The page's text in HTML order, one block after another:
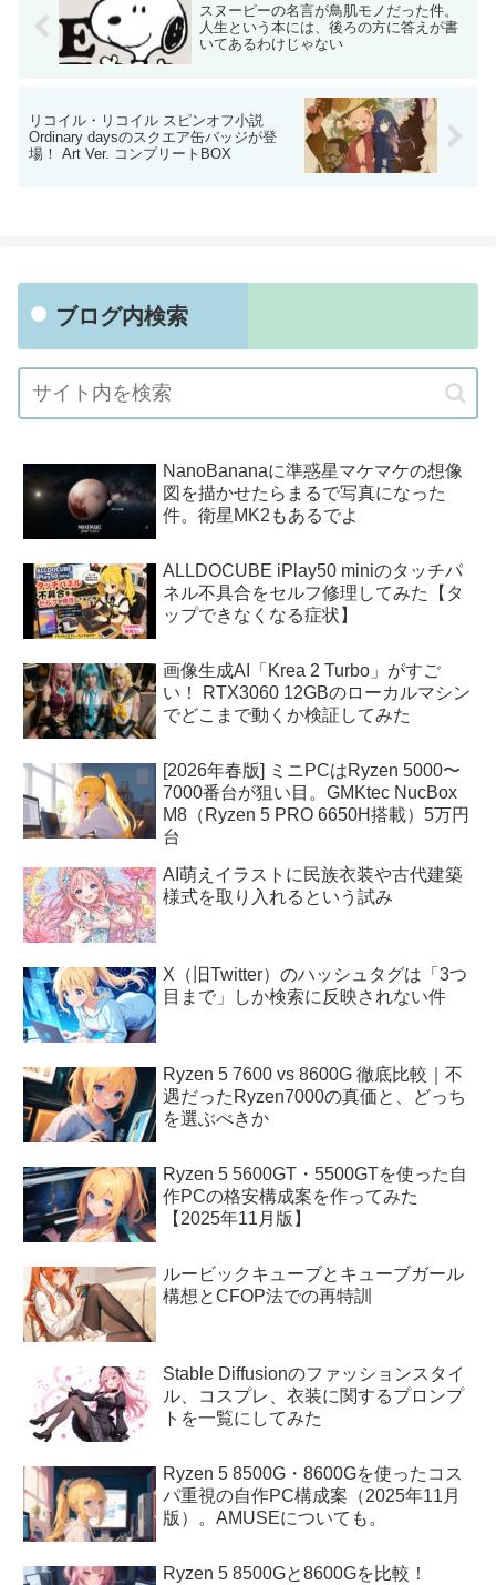
スヌーピーの名言が鳥肌モノだった件。
人生という本には、後ろの方に答えが書
いてあるわけじゃない
リコイル・リコイル スピンオフ小説
Ordinary daysのスクエア缶バッジが登
場！ Art Ver. コンプリートBOX
ブログ内検索
NanoBananaに準惑星マケマケの想像
図を描かせたらまるで写真になった
件。衛星MK2もあるでよ
ALLDOCUBE iPlay50 miniのタッチパ
ネル不具合をセルフ修理してみた【タ
ップできなくなる症状】
画像生成AI「Krea 2 Turbo」がすご
い！ RTX3060 12GBのローカルマシン
でどこまで動くか検証してみた
[2026年春版] ミニPCはRyzen 5000〜
7000番台が狙い目。GMKtec NucBox
M8（Ryzen 5 PRO 6650H搭載）5万円
台
AI萌えイラストに民族衣装や古代建築
様式を取り入れるという試み
X（旧Twitter）のハッシュタグは「3つ
目まで」しか検索に反映されない件
Ryzen 5 7600 vs 8600G 徹底比較｜不
遇だったRyzen7000の真価と、どっち
を選ぶべきか
Ryzen 5 5600GT・5500GTを使った自
作PCの格安構成案を作ってみた
【2025年11月版】
ルービックキューブとキューブガール
構想とCFOP法での再特訓
Stable Diffusionのファッションスタイ
ル、コスプレ、衣装に関するプロンプ
トを一覧にしてみた
Ryzen 5 8500G・8600Gを使ったコス
パ重視の自作PC構成案（2025年11月
版）。AMUSEについても。
Ryzen 5 8500Gと8600Gを比較！